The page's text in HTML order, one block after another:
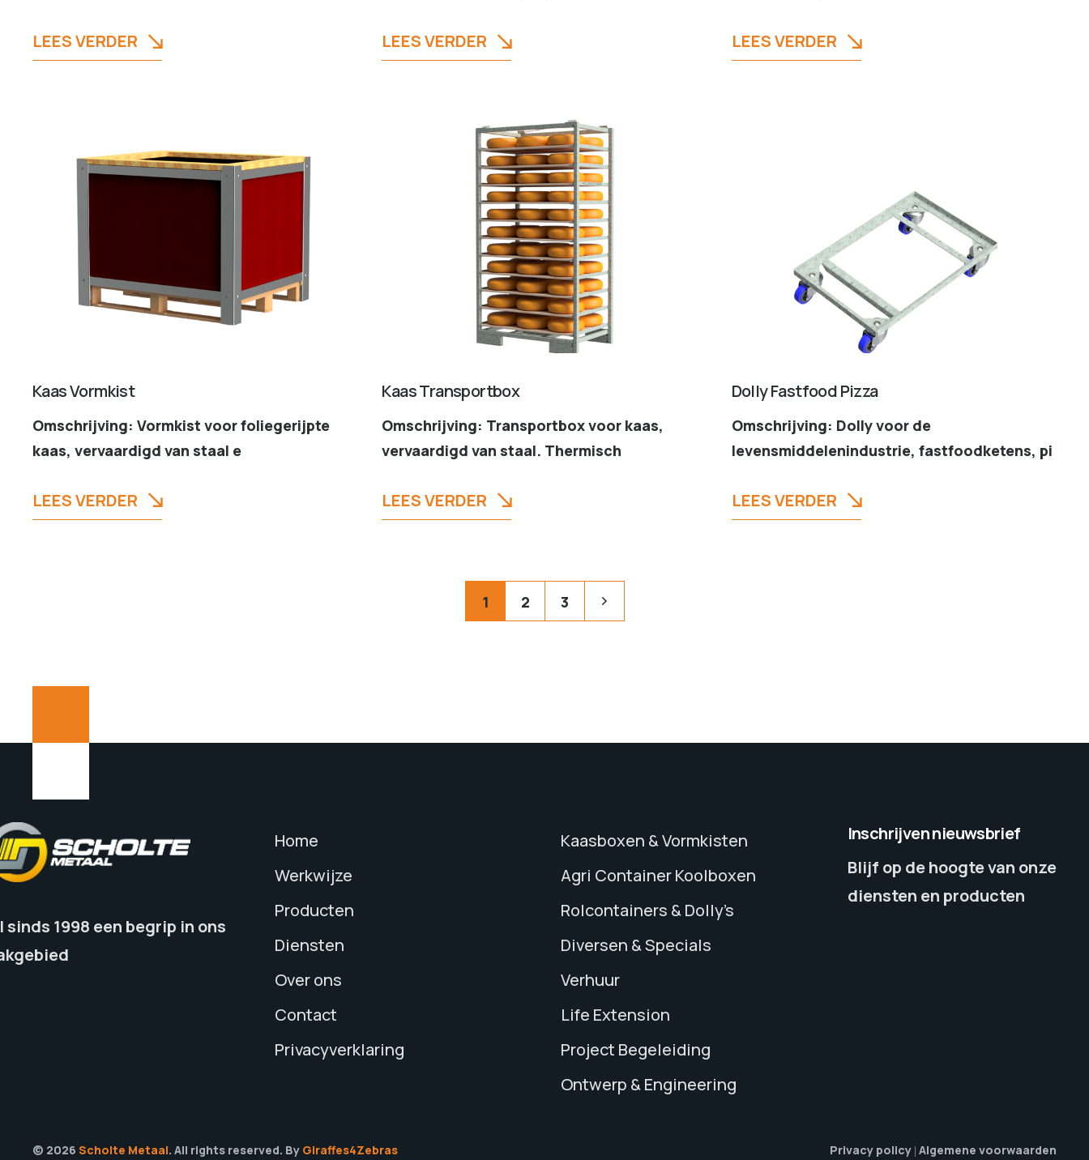
LEES VERDER LEES VERDER LEES VERDER
Kaas Vormkist
Omschrijving: Vormkist voor foliegerijpte
kaas, vervaardigd van staal e
LEES VERDER
Kaas Transportbox
Omschrijving: Transportbox voor kaas,
vervaardigd van staal. Thermisch
LEES VERDER
Dolly Fastfood Pizza
Omschrijving: Dolly voor de
levensmiddelenindustrie, fastfoodketens, pi
LEES VERDER
1 2 3
sinds 1998 een begrip in ons
Home
Werkwijze
Producten
Diensten
Over ons
Contact
Privacyverklaring
Kaasboxen & Vormkisten
Agri Container Koolboxen
Rolcontainers & Dolly’s
Diversen & Specials
Verhuur
Life Extension
Project Begeleiding
Ontwerp & Engineering
Inschrijven nieuwsbrief
Blijf op de hoogte van onze
diensten en producten
© 2026 Scholte Metaal. All rights reserved. By Giraffes4Zebras Privacy policy Algemene voorwaarden